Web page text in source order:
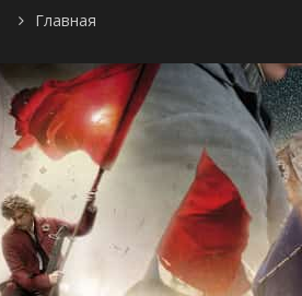
Главная